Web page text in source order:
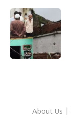
About Us